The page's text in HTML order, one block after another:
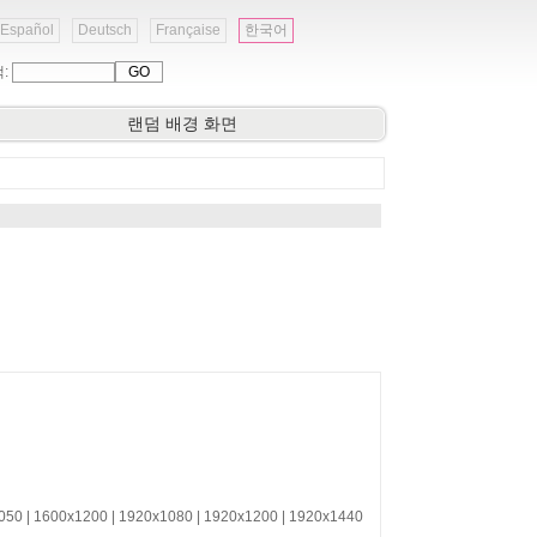
Español Deutsch Française 한국어
:
랜덤 배경 화면
| 1600x1200 | 1920x1080 | 1920x1200 | 1920x1440